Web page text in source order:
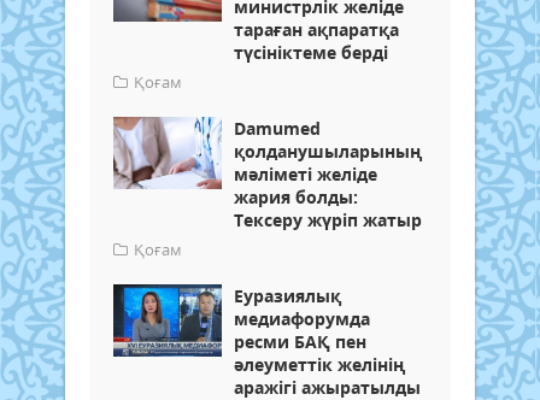
министрлік желіде
тараған ақпаратқа
түсініктеме берді
Қоғам
Damumed
қолданушыларының
мәліметі желіде
жария болды:
Тексеру жүріп жатыр
Қоғам
Еуразиялық
медиафорумда
ресми БАҚ пен
әлеуметтік желінің
аражігі ажыратылды